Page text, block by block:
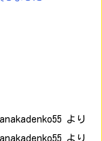
より
より